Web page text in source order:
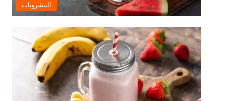
المشروبات